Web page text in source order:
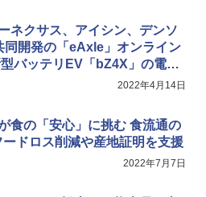
ネクサス、アイシン、デンソ
同開発の「eAxle」オンライン
バッテリEV「bZ4X」の電費
2022年4月14日
食の「安心」に挑む 食流通の
ードロス削減や産地証明を支援
2022年7月7日